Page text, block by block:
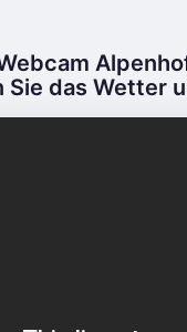
Sie das Wetter